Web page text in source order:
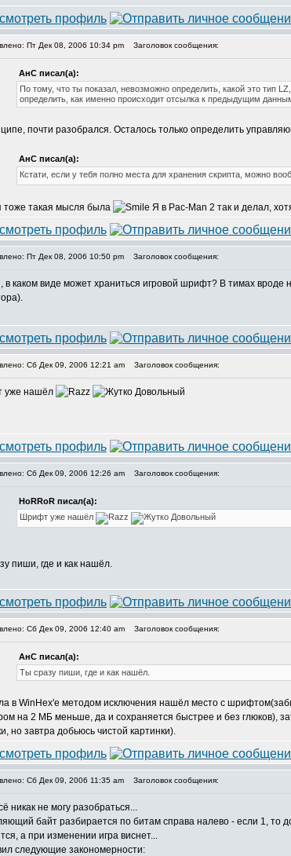
Пт Дек 08, 2006 10:34 pm Заголовок сообщения:
АнС писал(а):
По тому, что ты показал, невозможно определить, какой это тип
определить, как именно происходит отсылка к предыдущим
почти разобрался. Осталось только определить
АнС писал(а):
Кстати, если у тебя полно места для хранения скрипта, можно
тоже такая мысля была Я в Pac-Man 2 так и делал,
Пт Дек 08, 2006 10:50 pm Заголовок сообщения:
в каком виде может храниться игровой шрифт? В тимах
Сб Дек 09, 2006 12:21 am Заголовок сообщения:
уже нашёл
Сб Дек 09, 2006 12:26 am Заголовок сообщения:
HoRRoR писал(а):
Шрифт уже нашёл
пиши, где и как нашёл.
Сб Дек 09, 2006 12:40 am Заголовок сообщения:
АнС писал(а):
Ты сразу пиши, где и как нашёл.
в WinHex'е методом исключения нашёл место с
на 2 МБ меньше, да и сохраняется быстрее и без глюков),
но завтра добьюсь чистой картинки).
Сб Дек 09, 2006 11:35 am Заголовок сообщения:
никак не могу разобраться...
байт разбирается по битам справа налево - если 1, то
а при изменении игра виснет...
следующие закономерности: